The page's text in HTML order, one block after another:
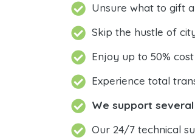
Unsure what to gift
Skip the hustle of
Enjoy up to 50%
Experience total
We support
Our 24/7 technical